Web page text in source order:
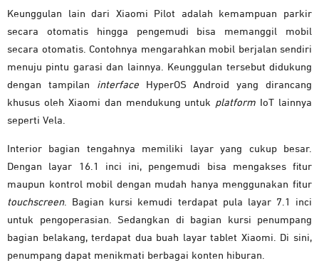
Keunggulan lain dari Xiaomi Pilot adalah kemampuan parkir
secara otomatis hingga pengemudi bisa memanggil mobil
secara otomatis. Contohnya mengarahkan mobil berjalan sendiri
menuju pintu garasi dan lainnya. Keunggulan tersebut didukung
dengan tampilan interfaceHyperOS Android yang dirancang
khusus oleh Xiaomi dan mendukung untuk platform IoT lainnya
seperti Vela.
Interior bagian tengahnya memiliki layar yang cukup besar.
Dengan layar 16.1 inci ini, pengemudi bisa mengakses fitur
maupun kontrol mobil dengan mudah hanya menggunakan fitur
touchscreen. Bagian kursi kemudi terdapat pula layar 7.1 inci
untuk pengoperasian. Sedangkan di bagian kursi penumpang
bagian belakang, terdapat dua buah layar tablet Xiaomi. Di sini,
penumpang dapat menikmati berbagai konten hiburan.